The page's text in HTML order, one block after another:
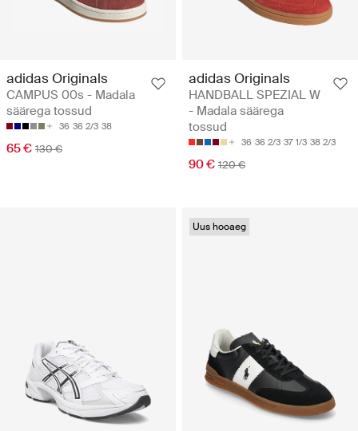
adidas Originals
CAMPUS 00s - Madala
säärega tossud
36 36 2/3 38
65 € 130 €
adidas Originals
HANDBALL SPEZIAL W
- Madala säärega
tossud
36 36 2/3 37 1/3 38 2/3
90 € 120 €
Uus hooaeg